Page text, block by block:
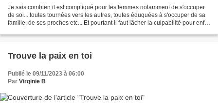
Je sais combien il est compliqué pour les femmes notamment de s'occuper
de soi... toutes tournées vers les autres, toutes éduquées à s'occuper de sa
famille, de ses proches etc... Et pourtant il faut lâcher la culpabilité pour enfin
Trouve la paix en toi
Publié le 09/11/2023 à 06:00
Par Virginie B